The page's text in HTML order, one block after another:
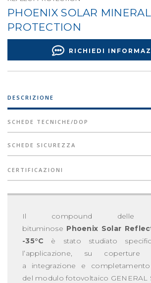
PHOENIX SOLAR
PROTECTION
RICHIEDI
DESCRIZIONE
SCHEDE TECNICHE/DOP
SCHEDE SICUREZZA
CERTIFICAZIONI
Il compound delle
bituminose Phoenix Solar
-35°C è stato studiato
l’applicazione, su coperture
a integrazione e
del modulo fotovoltaico GENERAL